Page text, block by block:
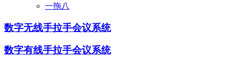
一拖八
数字无线手拉手会议系统
数字有线手拉手会议系统